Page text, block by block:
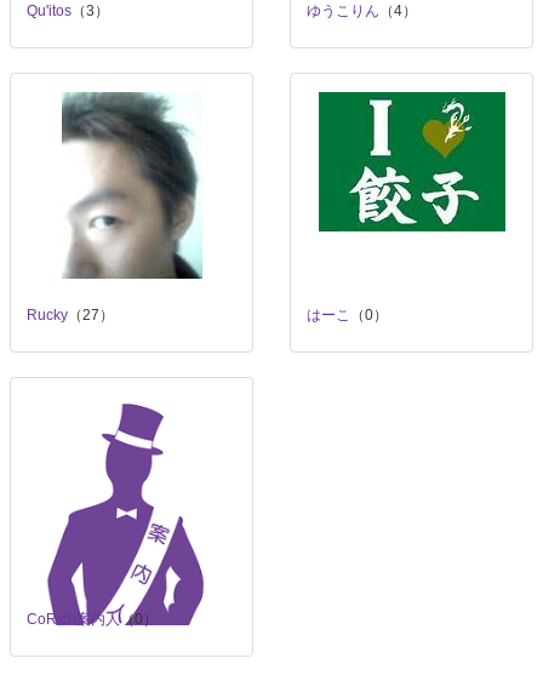
Qu'itos （3） ゆうこりん （4）
Rucky （27） はーこ （0）
CoRich案内人（0）